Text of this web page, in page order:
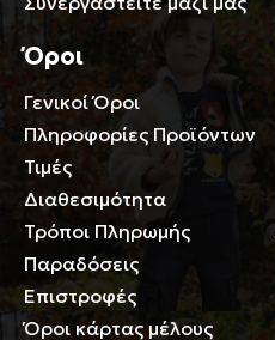
Όροι
Γενικοί Όροι
Πληροφορίες Προϊόντων
Τιμές
Διαθεσιμότητα
Τρόποι Πληρωμής
Παραδόσεις
Επιστροφές
Όροι κάρτας μέλους